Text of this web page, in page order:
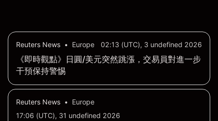
Reuters News • Europe 02:13 (UTC), 3 undefined 2026
《即時觀點》日圓/美元突然跳漲，交易員對進一步
干預保持警惕
Reuters News •
Europe
17:06 (UTC), 31 undefined 2026